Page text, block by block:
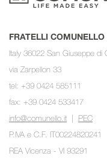
FRATELLI
Italy 36022 San Giuseppe di
via Zarpellon 33
tel: +39 0424 585111
fax: +39 0424 533417
info@comunello.it | PEC
P.IVA e C.F. IT00224820241
REA Vicenza - VI 93291